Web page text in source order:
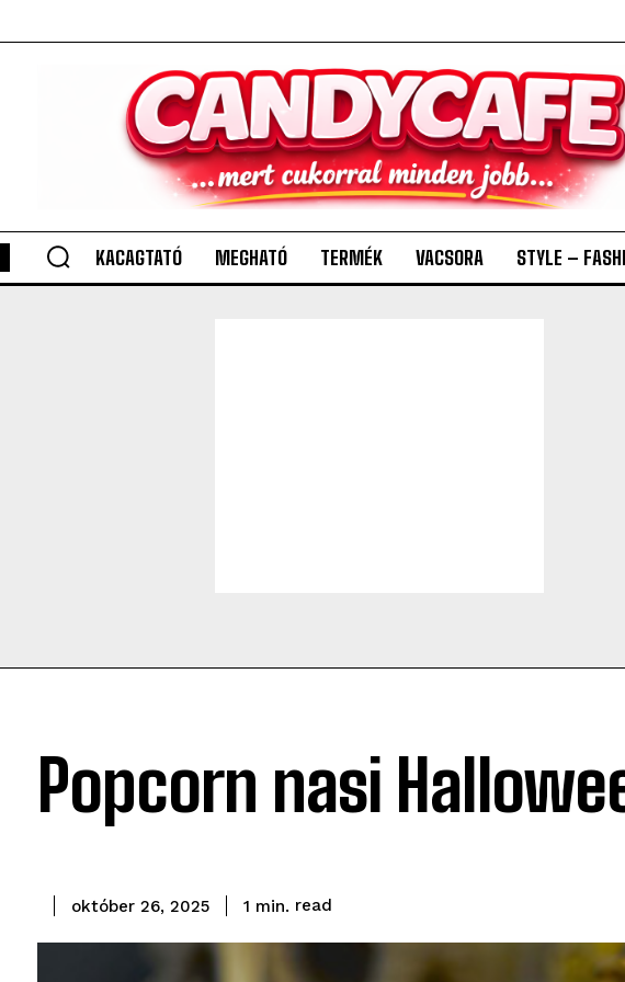
KACAGTATÓ MEGHATÓ TERMÉK VACSORA STYLE –
Popcorn nasi
október 26, 2025 1 min. read